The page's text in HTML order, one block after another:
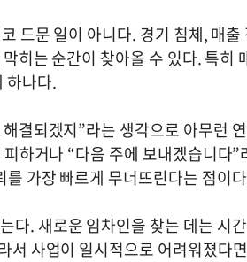
드문 일이 아니다. 경기 침체, 매출
히는 순간이 찾아올 수 있다. 특히
하나다.
결되겠지”라는 생각으로 아무런
하거나 “다음 주에 보내겠습니다”
가장 빠르게 무너뜨린다는 점이
다. 새로운 임차인을 찾는 데는 시
서 사업이 일시적으로 어려워졌다